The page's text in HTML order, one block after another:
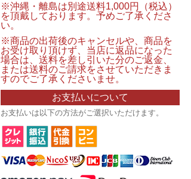
※沖縄・離島は別途送料1,000円（税込）
を頂戴しております。予めご了承くださ
い。
※商品の出荷後のキャンセルや、商品を
お受け取り頂けず、当店に返品になった
場合は、送料を差し引いた分のご返金、
または送料のご請求をさせていただきま
すのでご了承くださいませ。
お支払いについて
お支払いは以下の方法がご選択いただけます。